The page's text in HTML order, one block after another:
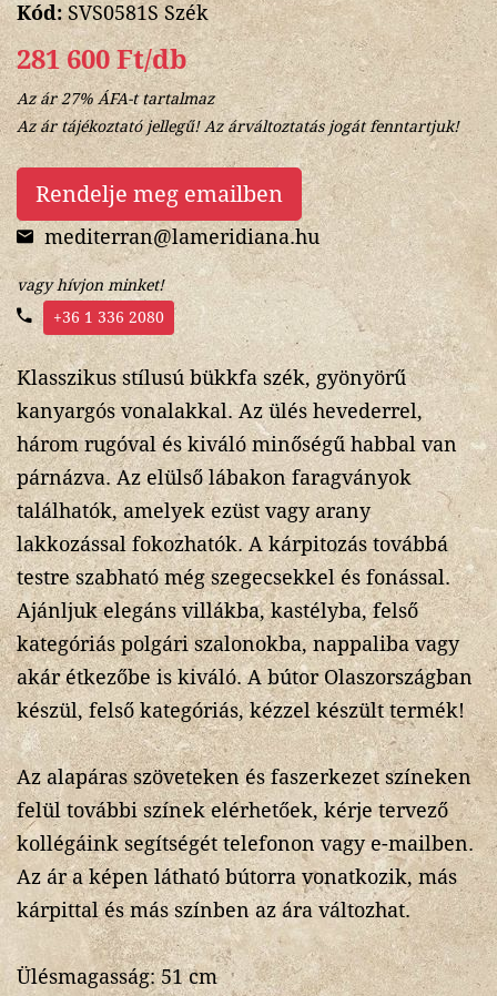
Kód:SVS0581S Szék
281 600 Ft/db
Az ár 27% ÁFA-t tartalmaz
Az ár tájékoztató jellegű! Az árváltoztatás jogát fenntartjuk!
Rendelje meg emailben
mediterran@lameridiana.hu
vagy hívjon minket!
+36 1 336 2080
Klasszikus stílusú bükkfa szék, gyönyörű
kanyargós vonalakkal. Az ülés hevederrel,
három rugóval és kiváló minőségű habbal van
párnázva. Az elülső lábakon faragványok
találhatók, amelyek ezüst vagy arany
lakkozással fokozhatók. A kárpitozás továbbá
testre szabható még szegecsekkel és fonással.
Ajánljuk elegáns villákba, kastélyba, felső
kategóriás polgári szalonokba, nappaliba vagy
akár étkezőbe is kiváló. A bútor Olaszországban
készül, felső kategóriás, kézzel készült termék!
Az alapáras szöveteken és faszerkezet színeken
felül további színek elérhetőek, kérje tervező
kollégáink segítségét telefonon vagy e-mailben.
Az ár a képen látható bútorra vonatkozik, más
kárpittal és más színben az ára változhat.
Ülésmagasság: 51 cm